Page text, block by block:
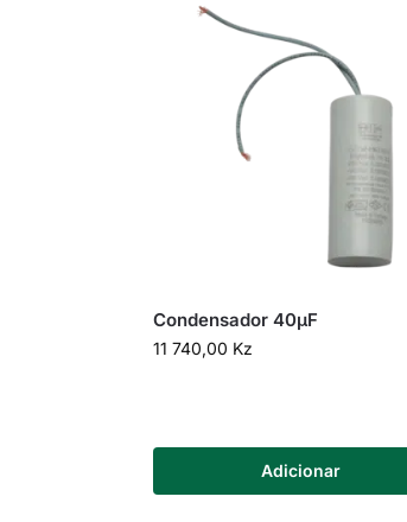
Condensador 40µF
11 740,00 Kz
Adicionar